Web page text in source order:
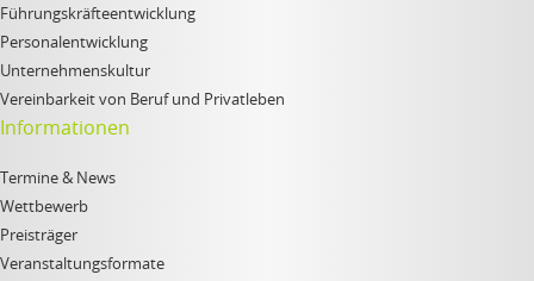
Führungskräfteentwicklung
Personalentwicklung
Unternehmenskultur
Vereinbarkeit von Beruf und Privatleben
Informationen
Termine & News
Wettbewerb
Preisträger
Veranstaltungsformate